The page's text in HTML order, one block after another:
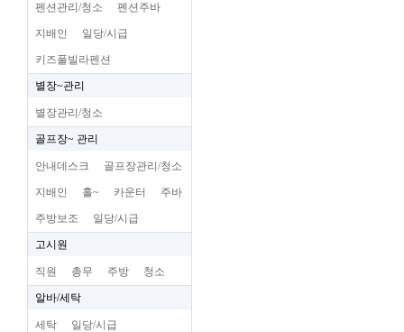
펜션관리/청소 펜션주바
지배인 일당/시급
키즈풀빌라펜션
별장~관리
별장관리/청소
골프장~ 관리
안내데스크 골프장관리/청소
지배인 홀~ 카운터 주바
주방보조 일당/시급
고시원
직원 총무 주방 청소
알바/세탁
세탁 일당/시급